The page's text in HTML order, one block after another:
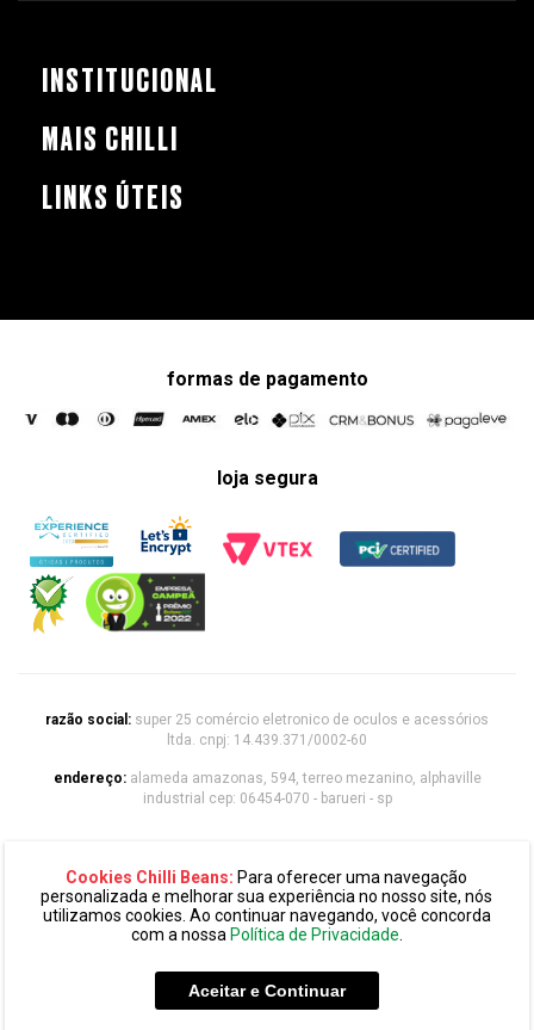
Cookies Chilli Beans: Para oferecer uma navegação
personalizada e melhorar sua experiência no nosso site, nós
utilizamos cookies. Ao continuar navegando, você concorda
com a nossa Política de Privacidade.
Aceitar e Continuar
INSTITUCIONAL
MAIS CHILLI
LINKS ÚTEIS
formas de pagamento
loja segura
razão social: super 25 comércio eletronico de oculos e acessórios
ltda. cnpj: 14.439.371/0002-60
endereço: alameda amazonas, 594, terreo mezanino, alphaville
industrial cep: 06454-070 - barueri - sp
chilli beans 2020 | todos os direitos reservados